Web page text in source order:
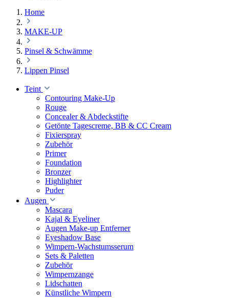
Home
MAKE-UP
Pinsel & Schwämme
Lippen Pinsel
Teint
Contouring Make-Up
Rouge
Concealer & Abdeckstifte
Getönte Tagescreme, BB & CC Cream
Fixierspray
Zubehör
Primer
Foundation
Bronzer
Highlighter
Puder
Augen
Mascara
Kajal & Eyeliner
Augen Make-up Entferner
Eyeshadow Base
Wimpern-Wachstumsserum
Sets & Paletten
Zubehör
Wimpernzange
Lidschatten
Künstliche Wimpern